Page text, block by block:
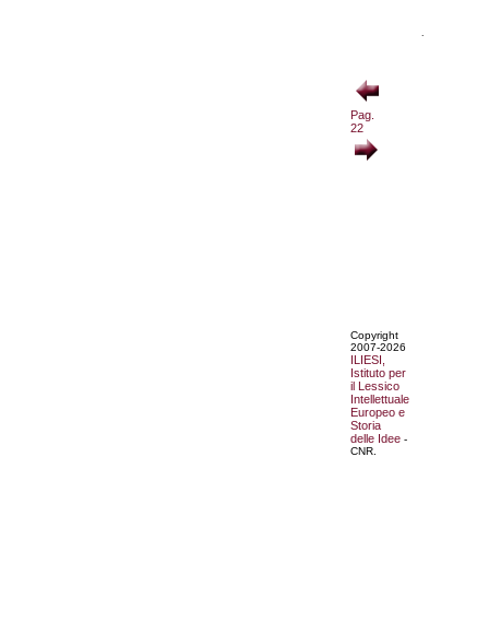
Pag.
22
Copyright
2007-2026
ILIESI,
Istituto per
il Lessico
Intellettuale
Europeo e
Storia
delle Idee -
CNR.